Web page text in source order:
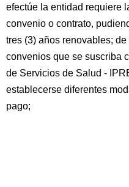
efectúe la entidad requiere
convenio o contrato,
tres (3) años renovables;
convenios que se suscriba
de Servicios de Salud -
establecerse diferentes
pago;